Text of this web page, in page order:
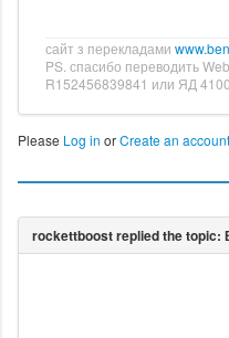
сайт з перекладами
PS. спасибо переводить
R152456839841 или ЯД
Please Log in orCreate an account